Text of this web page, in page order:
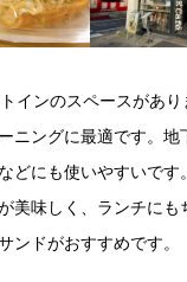
インのスペースがあ
ニングに最適です。地
どにも使いやすいで
美味しく、ランチにも
ンドがおすすめです。